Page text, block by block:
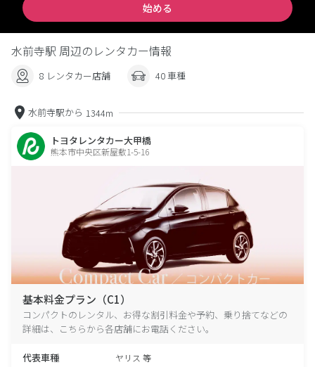
始める
水前寺駅 周辺のレンタカー情報
8 レンタカー店舗 40 車種
水前寺駅から 1344m
トヨタレンタカー大甲橋
熊本市中央区新屋敷1-5-16
基本料金プラン（C1）
コンパクトのレンタル、お得な割引料金や予約、乗り捨てなどの
詳細は、こちらから各店舗にお電話ください。
代表車種 ヤリス 等